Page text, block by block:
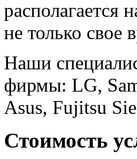
располагается
не только свое
Наши
фирмы: LG,
Asus, Fujitsu
Стоимость